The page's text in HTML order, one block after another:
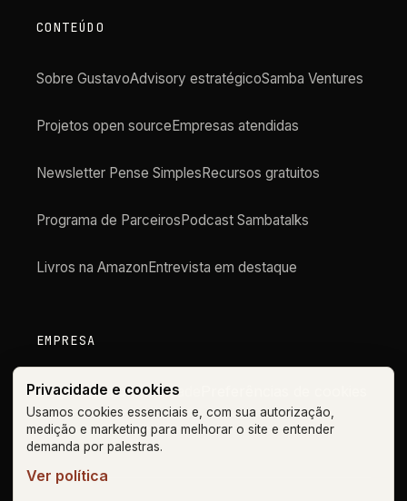
CONTEÚDO
Sobre GustavoAdvisory estratégicoSamba Ventures
Projetos open sourceEmpresas atendidas
Newsletter Pense SimplesRecursos gratuitos
Programa de ParceirosPodcast Sambatalks
Livros na AmazonEntrevista em destaque
EMPRESA
Blog ContatoPrivacidade
Privacidade e cookies
Usamos cookies essenciais e, com sua autorização,
medição e marketing para melhorar o site e entender
demanda por palestras.
Ver política